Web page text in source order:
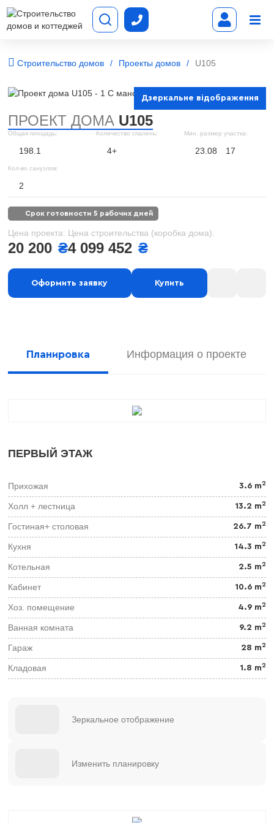
Строительство домов Проекты домов U105
Дзеркальне відображення
ПРОЕКТ ДОМА U105
Общая площадь:
198.1
Количество спалень:
4+
Мин. размер участка:
23.08 17
Кол-во санузлов:
2
срок готовности 5 рабочих дней
Цена проекта:
20 200 ₴
Цена строительства (коробка дома):
4 099 452 ₴
Оформить заявку Купить
Планировка Информация о проекте
ПЕРВЫЙ ЭТАЖ
Прихожая 3.6 m2
Холл + лестница 13.2 m2
Гостиная+ столовая 26.7 m2
Кухня 14.3 m2
Котельная 2.5 m2
Кабинет 10.6 m2
Хоз. помещение 4.9 m2
Ванная комната 9.2 m2
Гараж 28 m2
Кладовая 1.8 m2
Зеркальное отображение
Изменить планировку